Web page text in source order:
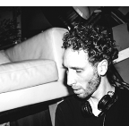
le sucre
privatisations